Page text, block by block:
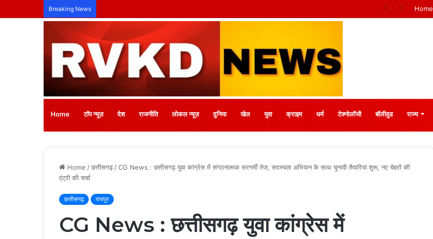
Breaking News Home
Home टॉप न्यूज़ देश राजनीति लोकल न्यूज़ दुनिया खेल युवा क्राइम धर्म टेक्नोलॉजी बॉलीवुड राज्य
Home /छत्तीसगढ़ /CG News : छत्तीसगढ़ युवा कांग्रेस में संगठनात्मक सरगर्मी तेज, सदस्यता अभियान के साथ चुनावी तैयारियां शुरू, नए चेहरों की
एंट्री की चर्चा
छत्तीसगढ़ रायपुर
CG News : छत्तीसगढ़ युवा कांग्रेस में